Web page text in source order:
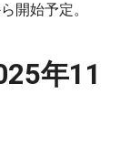
開始予定。
年11